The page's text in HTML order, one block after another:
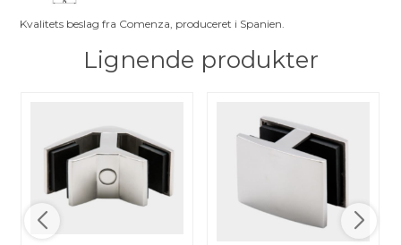
Kvalitets beslag fra Comenza, produceret i Spanien.
Lignende produkter